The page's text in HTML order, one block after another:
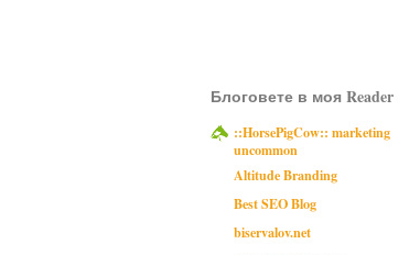
Блоговете в моя Reader
::HorsePigCow:: marketing
uncommon
Altitude Branding
Best SEO Blog
biservalov.net